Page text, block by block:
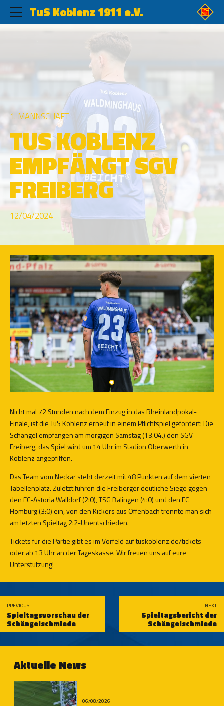
TuS Koblenz 1911 e.V.
1. MANNSCHAFT
TUS KOBLENZ
EMPFÄNGT SGV
FREIBERG
12/04/2024
Nicht mal 72 Stunden nach dem Einzug in das Rheinlandpokal-
Finale, ist die TuS Koblenz erneut in einem Pflichtspiel gefordert: Die
Schängel empfangen am morgigen Samstag (13.04.) den SGV
Freiberg, das Spiel wird um 14 Uhr im Stadion Oberwerth in
Koblenz angepfiffen.
Das Team vom Neckar steht derzeit mit 48 Punkten auf dem vierten
Tabellenplatz. Zuletzt fuhren die Freiberger deutliche Siege gegen
den FC-Astoria Walldorf (2:0), TSG Balingen (4:0) und den FC
Homburg (3:0) ein, von den Kickers aus Offenbach trennte man sich
am letzten Spieltag 2:2-Unentschieden.
Tickets für die Partie gibt es im Vorfeld auftuskoblenz.de/tickets
oder ab 13 Uhr an der Tageskasse. Wir freuen uns auf eure
Unterstützung!
PREVIOUS
Spieltagsvorschau der
Schängelschmiede
NEXT
Spieltagsbericht der
Schängelschmiede
Aktuelle News
06/08/2026